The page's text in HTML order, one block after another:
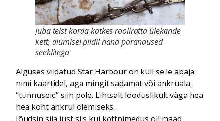
Juba teist korda katkes rooliratta ülekande
kett, alumisel pildil näha parandused
seeklitega
Alguses viidatud Star Harbour on küll selle abaja
nimi kaartidel, aga mingit sadamat või ankruala
“tunnuseid” siin pole. Lihtsalt looduslikult väga hea
hea koht ankrul olemiseks.
Jõudsin siia just siis kui kottpimedus oli maad